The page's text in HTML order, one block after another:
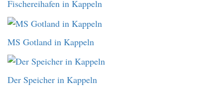
Fischereihafen in Kappeln
MS Gotland in Kappeln
Der Speicher in Kappeln